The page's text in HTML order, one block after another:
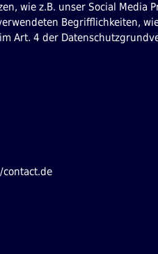
wie z.B. unser Social Media
Begrifflichkeiten,
Art. 4 der